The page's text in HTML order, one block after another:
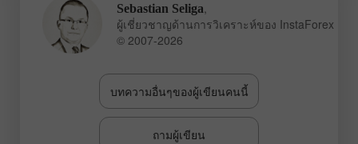
Sebastian Seliga
ผู้เชี่ยวชาญด้านการวิเคราะห์ของ InstaForex
© 2007-2026
บทความอื่นๆของผู้เขียนคนนี้
ถามผู้เขียน